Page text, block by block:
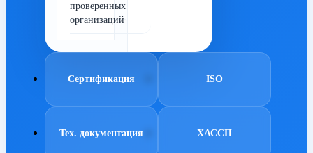
проверенных
организаций
Сертификация ISO
Тех. документация ХАССП